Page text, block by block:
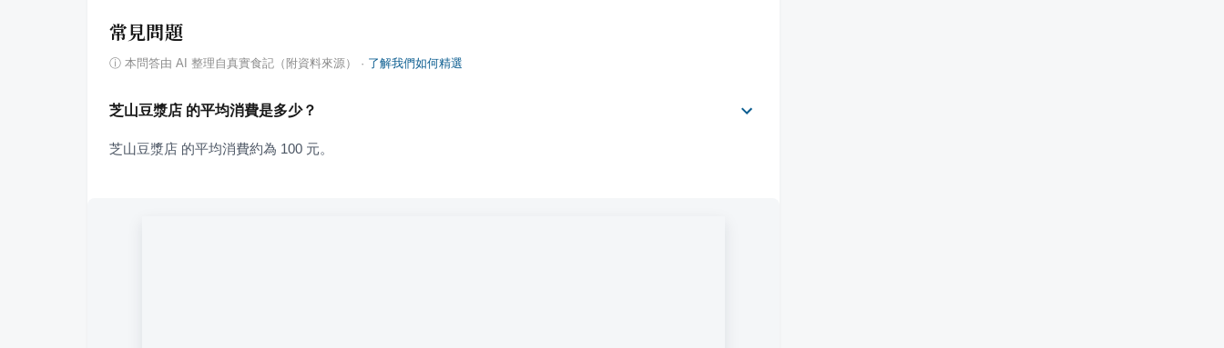
常見問題
ⓘ 本問答由 AI 整理自真實食記（附資料來源） · 了解我們如何精選
芝山豆漿店 的平均消費是多少？
芝山豆漿店 的平均消費約為 100 元。